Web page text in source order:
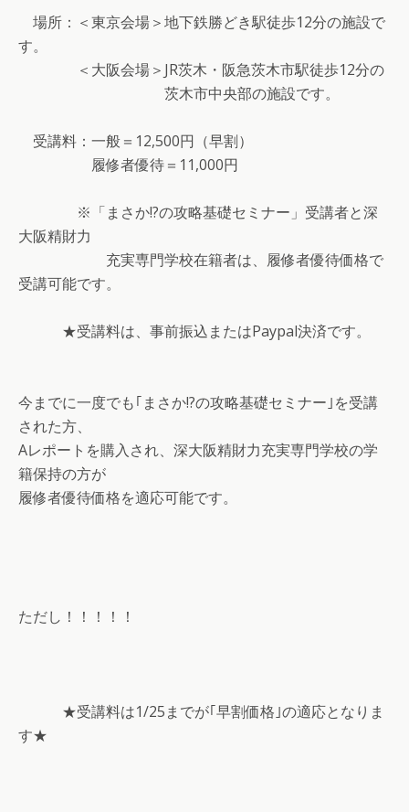
場所：＜東京会場＞地下鉄勝どき駅徒歩12分の施設で
す。
＜大阪会場＞JR茨木・阪急茨木市駅徒歩12分の
茨木市中央部の施設です。
受講料：一般＝12,500円（早割）
履修者優待＝11,000円
※「まさか!?の攻略基礎セミナー」受講者と深
大阪精財力
充実専門学校在籍者は、履修者優待価格で
受講可能です。
★受講料は、事前振込またはPaypal決済です。
今までに一度でも｢まさか!?の攻略基礎セミナー｣を受講
された方、
Aレポートを購入され、深大阪精財力充実専門学校の学
籍保持の方が
履修者優待価格を適応可能です。
ただし！！！！！
★受講料は1/25までが｢早割価格｣の適応となりま
す★